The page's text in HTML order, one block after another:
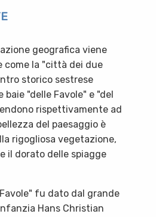
geografica viene
come la "città dei due
storico sestrese
"delle Favole" e "del
rispettivamente ad
del paesaggio è
rigogliosa vegetazione,
il dorato delle spiagge
Favole" fu dato dal grande
Hans Christian